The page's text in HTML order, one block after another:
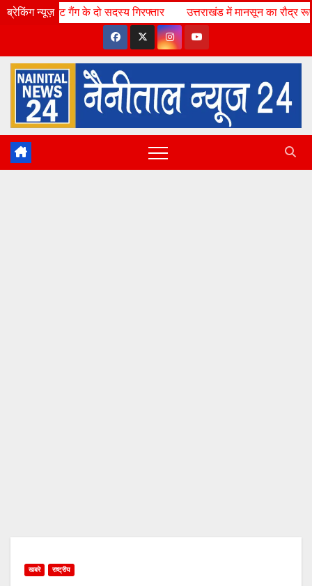
ब्रेकिंग न्यूज़
दो सदस्य गिरफ्तार उत्तराखंड में मानसून का रौद्र रूप, 12 जिलों में
Skip
Thu. Aug 6th, 2026 5:51:12 AM
खबरे राष्ट्रीय